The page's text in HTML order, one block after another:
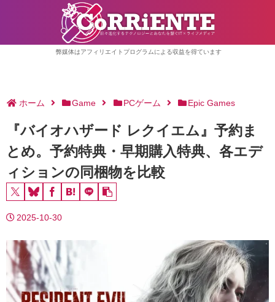
弊媒体はアフィリエイトプログラムによる収益を得ています
ホーム Game PCゲーム Epic Games
『バイオハザード レクイエム』予約ま
とめ。予約特典・早期購入特典、各エデ
ィションの同梱物を比較
2025-10-30